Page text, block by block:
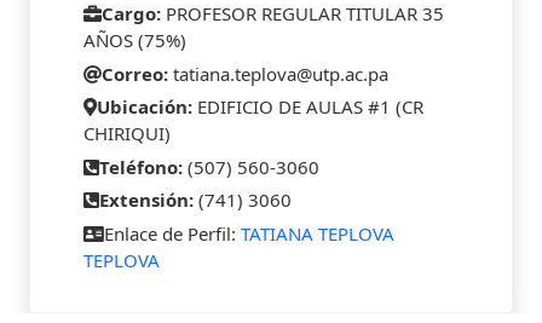
Cargo: PROFESOR REGULAR TITULAR 35
AÑOS (75%)
Correo: tatiana.teplova@utp.ac.pa
Ubicación: EDIFICIO DE AULAS #1 (CR
CHIRIQUI)
Teléfono: (507) 560-3060
Extensión: (741) 3060
Enlace de Perfil: TATIANA TEPLOVA
TEPLOVA